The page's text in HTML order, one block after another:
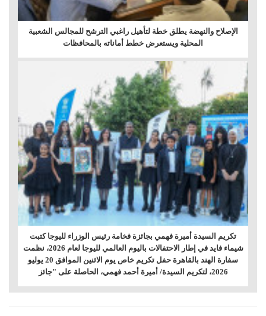
الإصلاح والنهضة يطلق خطة لتأهيل راغبي الترشح للمجالس الشعبية
المحلية ويستعرض خطط أماناته بالمحافظات
تكريم السيدة أميرة فهمي بجائزة فخامة رئيس الوزراء لليوجا كتبت
شيماء فايد في إطار الاحتفالات باليوم العالمي لليوجا لعام 2026، نظمت
سفارة الهند بالقاهرة حفل تكريم خاص يوم الاثنين الموافق 20 يوليو
2026، لتكريم السيدة/ أميرة أحمد فهمي، الحاصلة على "جائز